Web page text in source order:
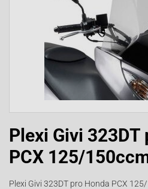
Plexi Givi 323DT
PCX 125/
Plexi Givi 323DT pro Honda PCX